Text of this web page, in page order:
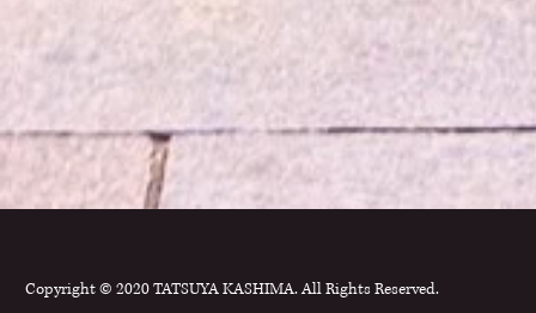
Copyright © 2020TATSUYA KASHIMA. All Rights Reserved.